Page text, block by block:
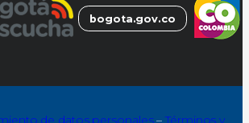
bogota.gov.co
de datos personales–Términos y